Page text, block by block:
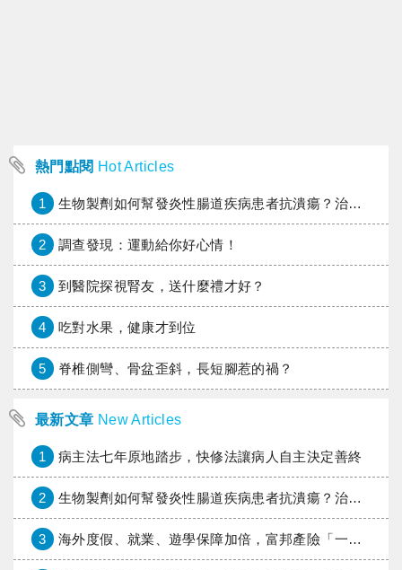
熱門點閱 Hot Articles
1 生物製劑如何幫發炎性腸道疾病患者抗潰瘍？治療進展與健保給付困境一次看
2 調查發現：運動給你好心情！
3 到醫院探視腎友，送什麼禮才好？
4 吃對水果，健康才到位
5 脊椎側彎、骨盆歪斜，長短腳惹的禍？
最新文章 New Articles
1 病主法七年原地踏步，快修法讓病人自主決定善終
2 生物製劑如何幫發炎性腸道疾病患者抗潰瘍？治療進展與健保給付困境一次看
3 海外度假、就業、遊學保障加倍，富邦產險「一期逐夢」專案加碼遠距醫療與緊急救援